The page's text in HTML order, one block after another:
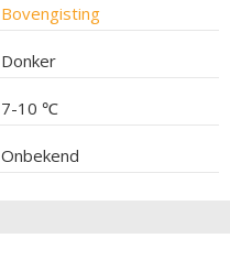
Bovengisting
Donker
7-10 ℃
Onbekend